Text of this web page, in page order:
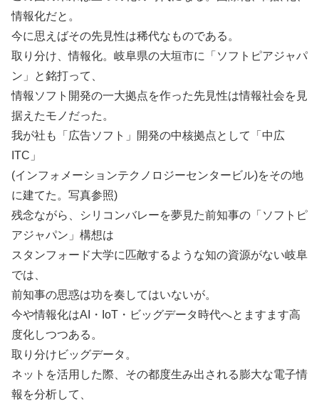
情報化だと。
今に思えばその先見性は稀代なものである。
取り分け、情報化。岐阜県の大垣市に「ソフトピアジャパ
ン」と銘打って、
情報ソフト開発の一大拠点を作った先見性は情報社会を見
据えたモノだった。
我が社も「広告ソフト」開発の中核拠点として「中広
ITC」
(インフォメーションテクノロジーセンタービル)をその地
に建てた。写真参照)
残念ながら、シリコンバレーを夢見た前知事の「ソフトピ
アジャパン」構想は
スタンフォード大学に匹敵するような知の資源がない岐阜
では、
前知事の思惑は功を奏してはいないが。
今や情報化はAI・IoT・ビッグデータ時代へとますます高
度化しつつある。
取り分けビッグデータ。
ネットを活用した際、その都度生み出される膨大な電子情
報を分析して、